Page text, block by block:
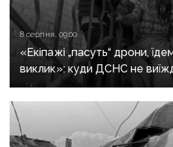
8 серпня, 09:00
«Екіпажі „пасуть“ дрони,
виклик»: куди ДСНС не
надзвичайних ситуацій у
та Слов’янську